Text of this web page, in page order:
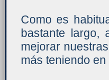
Como es
bastante largo,
mejorar
más teniendo